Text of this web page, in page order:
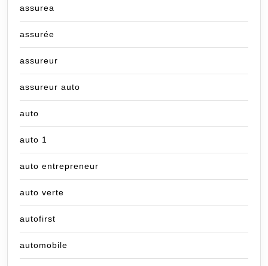
assurea
assurée
assureur
assureur auto
auto
auto 1
auto entrepreneur
auto verte
autofirst
automobile